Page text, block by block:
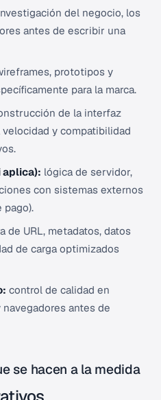
del negocio, los
antes de escribir una
prototipos y
para la marca.
de la interfaz
y compatibilidad
aplica): lógica de servidor,
con sistemas externos
pago).
de URL, metadatos, datos
de carga optimizados
control de calidad en
antes de
se hacen a la medida